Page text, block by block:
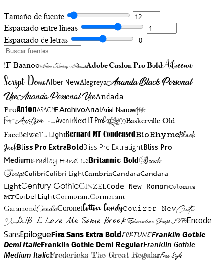
Tamaño de fuente
Espaciado entre líneas
Espaciado de letras
!F BaanooAdine Kirnberg AlternateAdobe Caslon Pro BoldAdreena
Script DemoAlber NewAlegreyaAnanda Black Personal
UseAnanda Personal UseAndada
ProAntonAracneArchivoArialArial NarrowArtistic
FriendAustriaAvenirNext LT ProBadelionBaskerville Old
FaceBelweTL LightBernard MT CondensedBioRhymeBlack
JackBliss Pro ExtraBoldBliss Pro ExtraLightBliss Pro
MediumBradley Hand Itc Britannic Bold Brock
ScriptCalibriCalibri LightCambriaCandaraCandara
LightCentury GothicCinzelCode New RomanColonna
MTCorbel LightCormorantCormorant
GaramondCorneliaCoronetCotton CandyCouirer NewCreattion
DemoDJB I Love Me Some BrookEdwardian Script ITCEncode
SansEpilogueFira Sans Extra BoldFortuneFranklin Gothic
Demi ItalicFranklin Gothic Demi RegularFranklin Gothic
Medium ItalicFredericka The Great RegularFree Style